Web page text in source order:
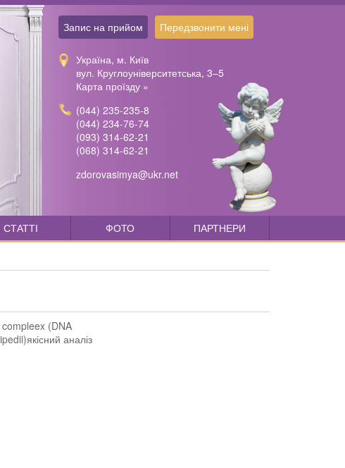
Запис на прийом Передзвонити мені
Україна, м. Київ
вул. Круглоуніверситетська, 3–5
Карта проїзду »
(044) 235-235-8
(044) 234-76-74
(093) 314-62-21
(068) 314-62-21
zdorovasimya@ukr.net
СТАТТІ ФОТО ПАРТНЕРИ
compleex (DNA
аналіз